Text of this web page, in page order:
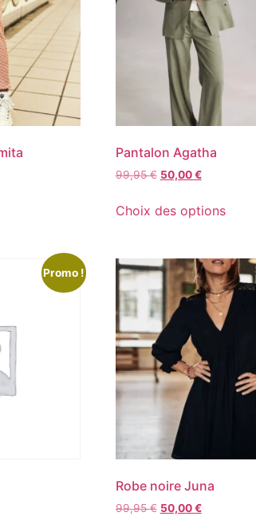
Pantalon Agatha
99,95€ 50,00€
Choix des options
Promo !
Robe noire Juna
99,95€ 50,00€